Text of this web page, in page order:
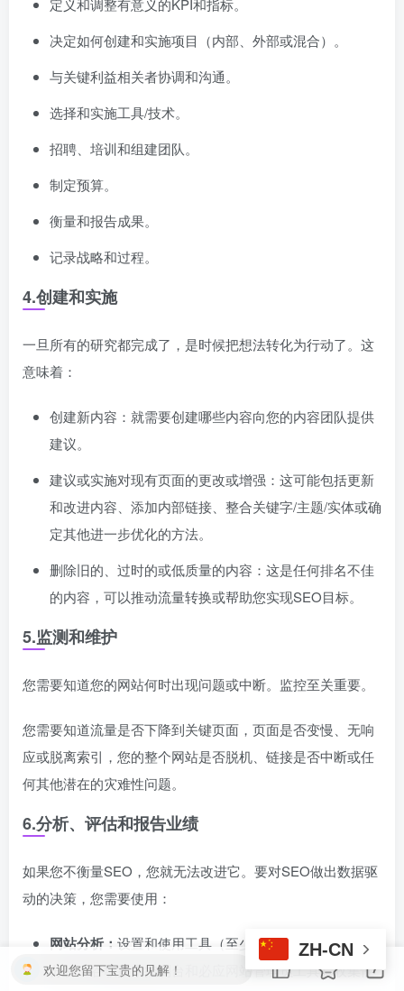
定义和调整有意义的KPI和指标。
决定如何创建和实施项目（内部、外部或混合）。
与关键利益相关者协调和沟通。
选择和实施工具/技术。
招聘、培训和组建团队。
制定预算。
衡量和报告成果。
记录战略和过程。
4.创建和实施
一旦所有的研究都完成了，是时候把想法转化为行动了。这
意味着：
创建新内容：就需要创建哪些内容向您的内容团队提供
建议。
建议或实施对现有页面的更改或增强：这可能包括更新
和改进内容、添加内部链接、整合关键字/主题/实体或确
定其他进一步优化的方法。
删除旧的、过时的或低质量的内容：这是任何排名不佳
的内容，可以推动流量转换或帮助您实现SEO目标。
5.监测和维护
您需要知道您的网站何时出现问题或中断。监控至关重要。
您需要知道流量是否下降到关键页面，页面是否变慢、无响
应或脱离索引，您的整个网站是否脱机、链接是否中断或任
何其他潜在的灾难性问题。
6.分析、评估和报告业绩
如果您不衡量SEO，您就无法改进它。要对SEO做出数据驱
动的决策，您需要使用：
网站分析： 设置和使用工具（至少，免费工具，如谷歌
分析，谷歌搜索控制台和必应网站管理员工具）收集性
ZH-CN
欢迎您留下宝贵的见解！
9